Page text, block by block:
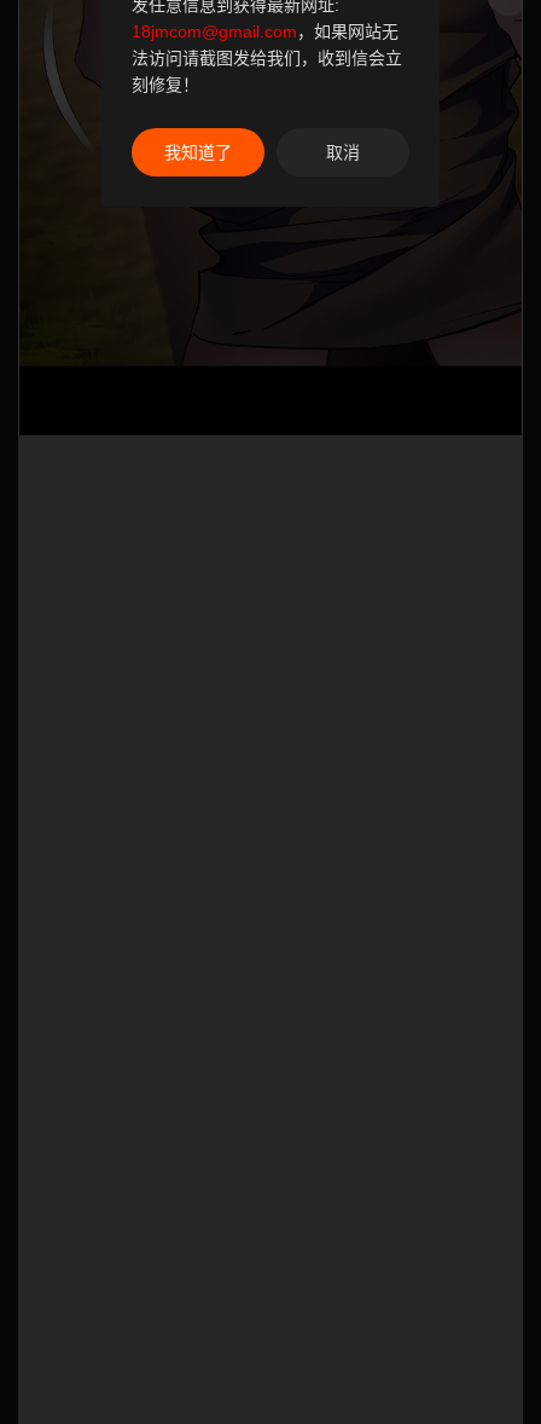
发任意信息到获得最新网址:
18jmcom@gmail.com，如果网站无
法访问请截图发给我们，收到信会立
刻修复！
我知道了 取消